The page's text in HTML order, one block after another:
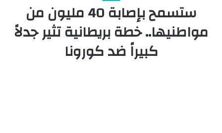
ستسمح بإصابة 40 مليون من
مواطنيها.. خطة بريطانية تثير جدلاً
كبيراً ضد كورونا